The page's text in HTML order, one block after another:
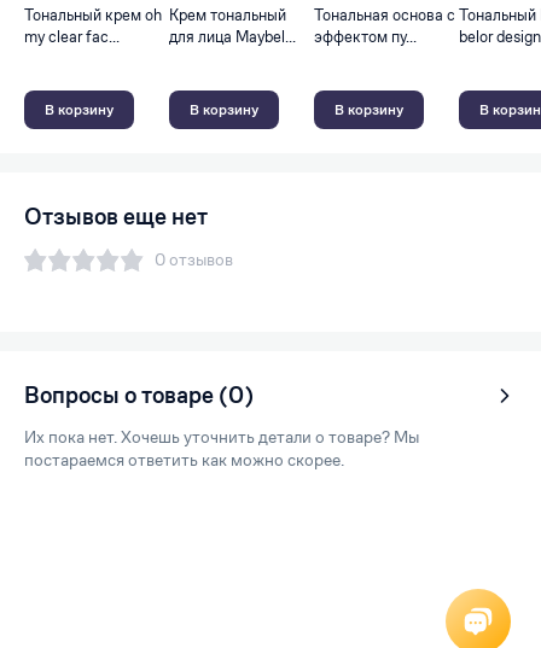
Тональный крем oh
my clear fac...
В корзину
Крем тональный
для лица Maybel...
В корзину
Тональная основа с
эффектом пу...
В корзину
belor
В
Отзывов еще нет
0 отзывов
Вопросы о товаре (0)
Их пока нет. Хочешь уточнить детали о товаре? Мы
постараемся ответить как можно скорее.